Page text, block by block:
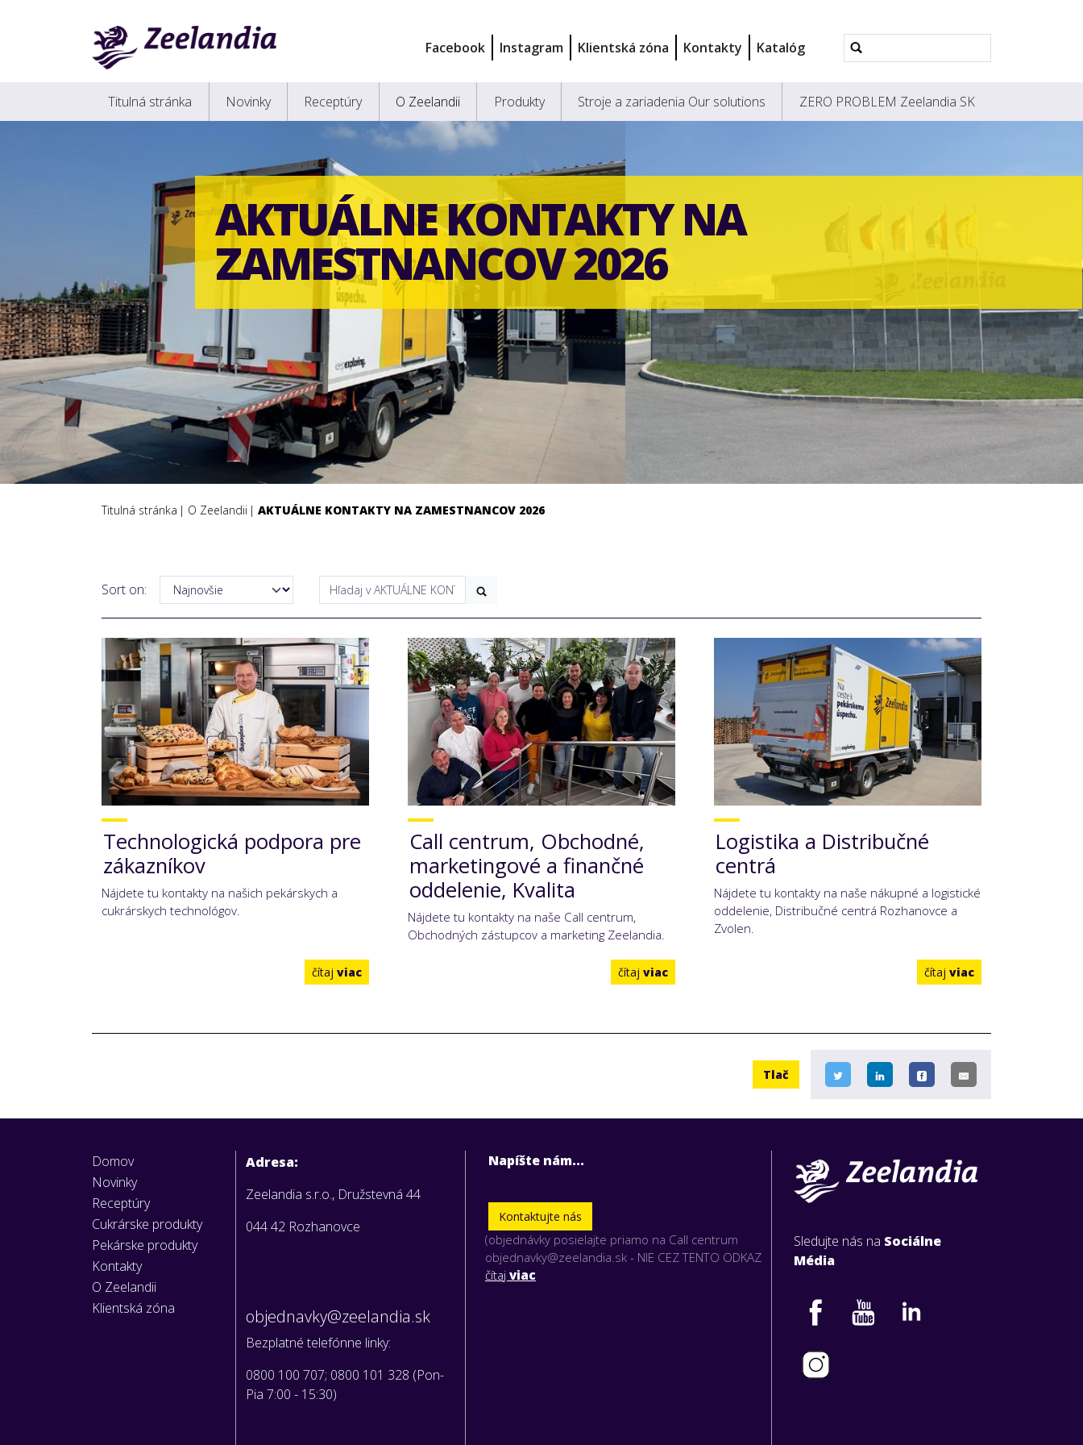
Facebook Instagram Klientská zóna Kontakty Katalóg
Rozšírené
vyhľadávanie...
Titulná stránka Novinky Receptúry O Zeelandii Produkty Stroje a zariadenia Our solutions ZERO PROBLEM Zeelandia SK
AKTUÁLNE KONTAKTY NA
ZAMESTNANCOV 2026
Titulná stránka O Zeelandii AKTUÁLNE KONTAKTY NA ZAMESTNANCOV 2026
Sort on:
Technologická podpora pre
zákazníkov
Nájdete tu kontakty na našich pekárskych a
cukrárskych technológov.
čítaj viac
Call centrum, Obchodné,
marketingové a finančné
oddelenie, Kvalita
Nájdete tu kontakty na naše Call centrum,
Obchodných zástupcov a marketing Zeelandia.
čítaj viac
Logistika a Distribučné
centrá
Nájdete tu kontakty na naše nákupné a logistické
oddelenie, Distribučné centrá Rozhanovce a
Zvolen.
čítaj viac
Tlač
Domov
Novinky
Receptúry
Cukrárske produkty
Pekárske produkty
Kontakty
O Zeelandii
Klientská zóna
Adresa:
Zeelandia s.r.o., Družstevná 44
044 42 Rozhanovce
objednavky@zeelandia.sk
Bezplatné telefónne linky:
0800 100 707; 0800 101 328 (Pon-
Pia 7:00 - 15:30)
Napíšte nám...
Kontaktujte nás
(objednávky posielajte priamo na Call centrum
objednavky@zeelandia.sk - NIE CEZ TENTO ODKAZ
čítaj viac
Sledujte nás na Sociálne
Média